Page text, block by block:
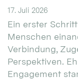
17. Juli 2026
Ein erster
Menschen
Verbindung,
Perspektiven.
Engagement